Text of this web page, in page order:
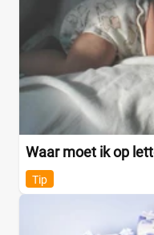
Waar moet ik op
Tip